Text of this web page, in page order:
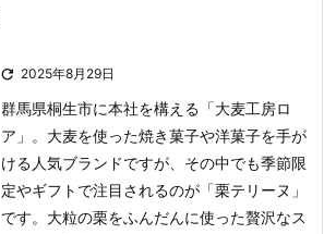
 2025年8月29日
群馬県桐生市に本社を構える「大麦工房ロ
ア」。 大麦を使った焼き菓子や洋菓子を手が
ける人気ブランドですが、その中でも季節限
定やギフトで注目されるのが「栗テリーヌ」
です。 大粒の栗をふんだんに使った贅沢なス